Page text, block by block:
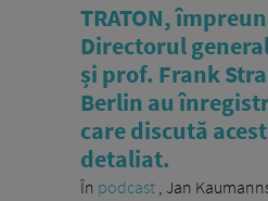
TRATON,
Directorul
și prof. Frank
Berlin au
care discută
detaliat.
În podcast , Jan